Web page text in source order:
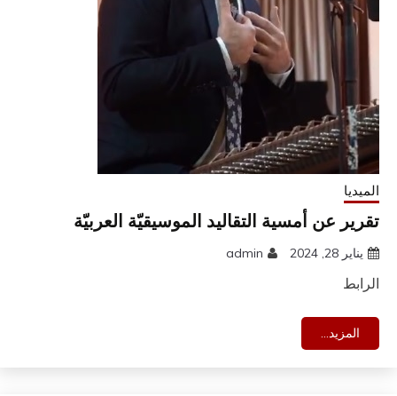
الميديا
تقرير عن أمسية التقاليد الموسيقيّة العربيّة
يناير 28, 2024 admin
الرابط
المزيد...